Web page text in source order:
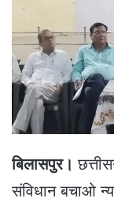
e
m
i
l
बिलासपुर।
संविधान बचाओ